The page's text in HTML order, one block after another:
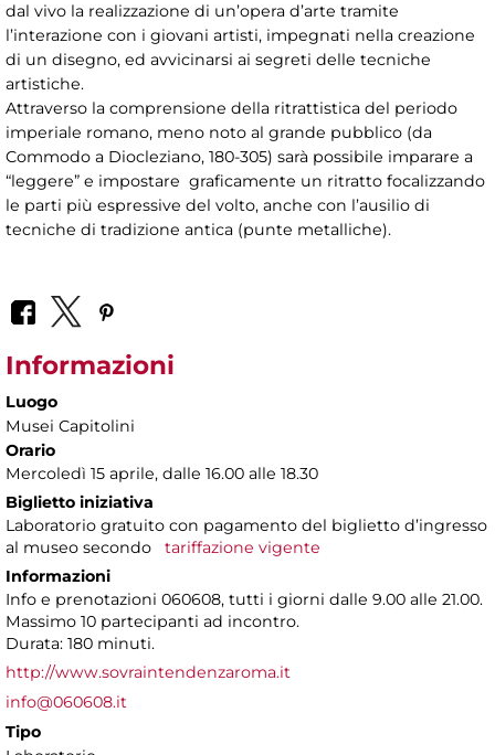
dal vivo la realizzazione di un’opera d’arte tramite
l’interazione con i giovani artisti, impegnati nella creazione
di un disegno, ed avvicinarsi ai segreti delle tecniche
artistiche.
Attraverso la comprensione della ritrattistica del periodo
imperiale romano, meno noto al grande pubblico (da
Commodo a Diocleziano, 180-305) sarà possibile imparare a
“leggere” e impostare graficamente un ritratto focalizzando
le parti più espressive del volto, anche con l’ausilio di
tecniche di tradizione antica (punte metalliche).
Informazioni
Luogo
Musei Capitolini
Orario
Mercoledì 15 aprile, dalle 16.00 alle 18.30
Biglietto iniziativa
Laboratorio gratuito con pagamento del biglietto d’ingresso
al museo secondo tariffazione vigente
Informazioni
Info e prenotazioni 060608, tutti i giorni dalle 9.00 alle 21.00.
Massimo 10 partecipanti ad incontro.
Durata: 180 minuti.
http://www.sovraintendenzaroma.it
info@060608.it
Tipo